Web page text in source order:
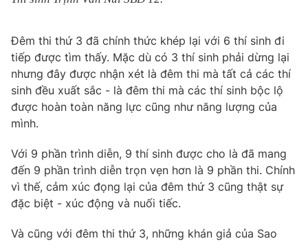
Đêm thi thứ 3 đã chính thức khép lại với 6 thí sinh đi
tiếp được tìm thấy. Mặc dù có 3 thí sinh phải dừng lại
nhưng đây được nhận xét là đêm thi mà tất cả các thí
sinh đều xuất sắc - là đêm thi mà các thí sinh bộc lộ
được hoàn toàn năng lực cũng như năng lượng của
mình.
Với 9 phần trình diễn, 9 thí sinh được cho là đã mang
đến 9 phần trình diễn trọn vẹn hơn là 9 phần thi. Chính
vì thế, cảm xúc đọng lại của đêm thứ 3 cũng thật sự
đặc biệt - xúc động và nuối tiếc.
Và cũng với đêm thi thứ 3, những khán giả của Sao